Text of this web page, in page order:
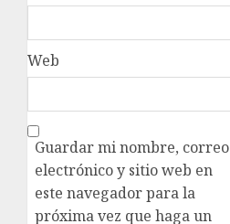
Web
Guardar mi nombre, correo
electrónico y sitio web en
este navegador para la
próxima vez que haga un